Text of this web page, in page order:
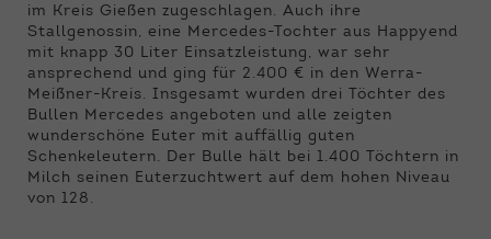
im Kreis Gießen zugeschlagen. Auch ihre
Stallgenossin, eine Mercedes-Tochter aus Happyend
mit knapp 30 Liter Einsatzleistung, war sehr
ansprechend und ging für 2.400 € in den Werra-
Meißner-Kreis. Insgesamt wurden drei Töchter des
Bullen Mercedes angeboten und alle zeigten
wunderschöne Euter mit auffällig guten
Schenkeleutern. Der Bulle hält bei 1.400 Töchtern in
Milch seinen Euterzuchtwert auf dem hohen Niveau
von 128.